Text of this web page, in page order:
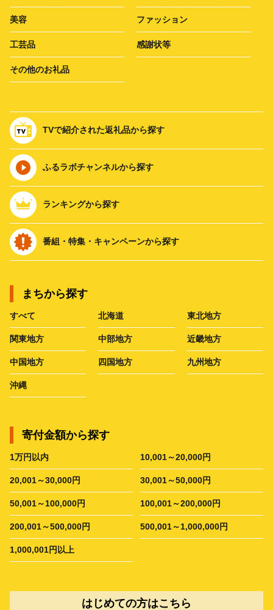
美容 ファッション
工芸品 感謝状等
その他のお礼品
TVで紹介された返礼品から探す
ふるラボチャンネルから探す
ランキングから探す
番組・特集・キャンペーンから探す
まちから探す
すべて 北海道 東北地方
関東地方 中部地方 近畿地方
中国地方 四国地方 九州地方
沖縄
寄付金額から探す
1万円以内 10,001～20,000円
20,001～30,000円 30,001～50,000円
50,001～100,000円 100,001～200,000円
200,001～500,000円 500,001～1,000,000円
1,000,001円以上
はじめての方はこちら